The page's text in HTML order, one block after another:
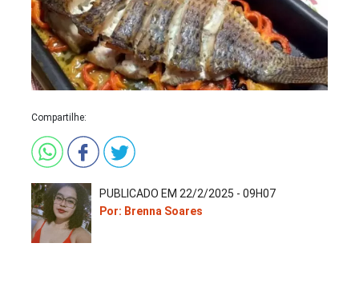
Compartilhe:
PUBLICADO EM 22/2/2025 - 09H07
Por: Brenna Soares